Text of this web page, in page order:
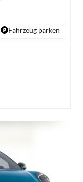
Fahrzeug parken